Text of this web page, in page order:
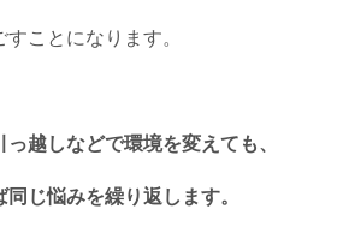
ことになります。
越しなどで環境を変えても、
じ悩みを繰り返します。